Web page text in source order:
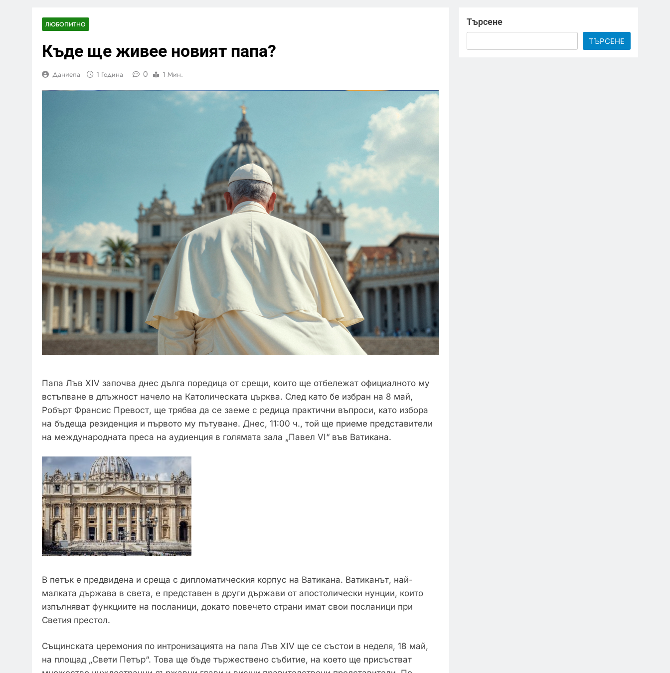
ЛЮБОПИТНО
Къде ще живее новият папа?
Даниела 1 Година 0 1 Мин.
Папа Лъв XIV започва днес дълга поредица от срещи, които ще отбележат официалното му
встъпване в длъжност начело на Католическата църква. След като бе избран на 8 май,
Робърт Франсис Превост, ще трябва да се заеме с редица практични въпроси, като избора
на бъдеща резиденция и първото му пътуване. Днес, 11:00 ч., той ще приеме представители
на международната преса на аудиенция в голямата зала „Павел VI“ във Ватикана.
В петък е предвидена и среща с дипломатическия корпус на Ватикана. Ватиканът, най-
малката държава в света, е представен в други държави от апостолически нунции, които
изпълняват функциите на посланици, докато повечето страни имат свои посланици при
Светия престол.
Същинската церемония по интронизацията на папа Лъв XIV ще се състои в неделя, 18 май,
на площад „Свети Петър“. Това ще бъде тържествено събитие, на което ще присъстват
Търсене
ТЪРСЕНЕ